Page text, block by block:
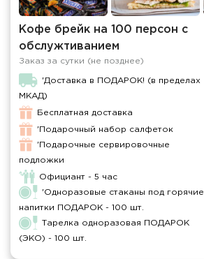
Кофе брейк на 100 персон с
обслужтиванием
Заказ за сутки (не позднее)
'Доставка в ПОДАРОК! (в пределах
МКАД)
Бесплатная доставка
'Подарочный набор салфеток
'Подарочные сервировочные
подложки
Официант - 5 час
'Одноразовые стаканы под горячие
напитки ПОДАРОК - 100 шт.
Тарелка одноразовая ПОДАРОК
(ЭКО) - 100 шт.